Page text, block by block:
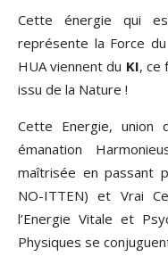
Cette énergie qui
représente la Force
HUA viennent du KI, ce
issu de la Nature !
Cette Energie,
émanation
maîtrisée en passant
NO-ITTEN) et Vrai
l’Energie Vitale et
Physiques se